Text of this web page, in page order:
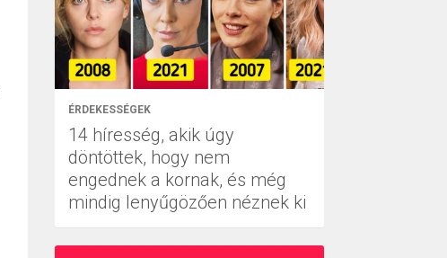
ÉRDEKESSÉGEK
14 híresség, akik úgy
döntöttek, hogy nem
engednek a kornak, és még
mindig lenyűgözően néznek ki